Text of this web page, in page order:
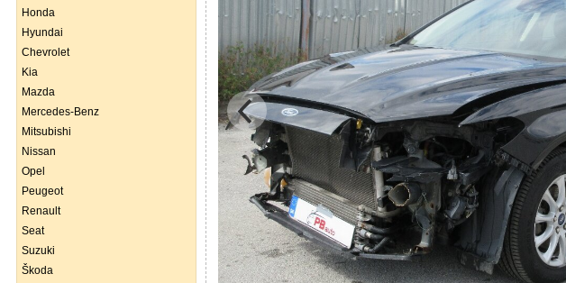
Honda
Hyundai
Chevrolet
Kia
Mazda
Mercedes-Benz
Mitsubishi
Nissan
Opel
Peugeot
Renault
Seat
Suzuki
Škoda